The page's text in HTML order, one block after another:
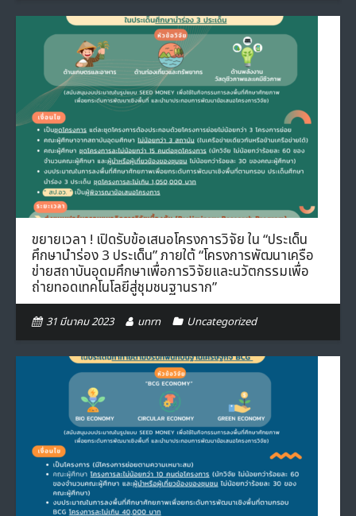
ขยายเวลา ! เปิดรับข้อเสนอโครงการวิจัย ใน “ประเด็น
ศึกษานำร่อง 3 ประเด็น” ภายใต้ “โครงการพัฒนาเครือ
ข่ายสถาบันอุดมศึกษาเพื่อการวิจัยและนวัตกรรมเพื่อ
ถ่ายทอดเทคโนโลยีสู่ชุมชนฐานราก”
31 มีนาคม 2023 unrn Uncategorized